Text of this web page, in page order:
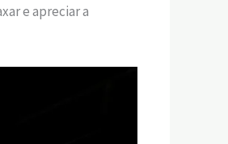
e apreciar a